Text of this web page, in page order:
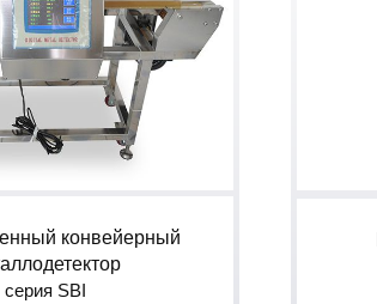
конвейерный
серия SBI